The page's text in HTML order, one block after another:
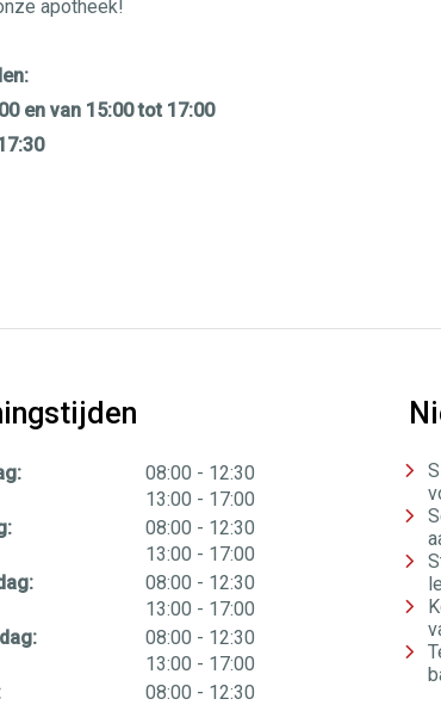
apotheek!
en van 15:00 tot 17:00
08:00 tot
- 12:30
13:00 tot
- 17:00
08:00 tot
- 12:30
13:00 tot
- 17:00
08:00 tot
- 12:30
13:00 tot
- 17:00
08:00 tot
- 12:30
13:00 tot
- 17:00
08:00 tot
- 12:30